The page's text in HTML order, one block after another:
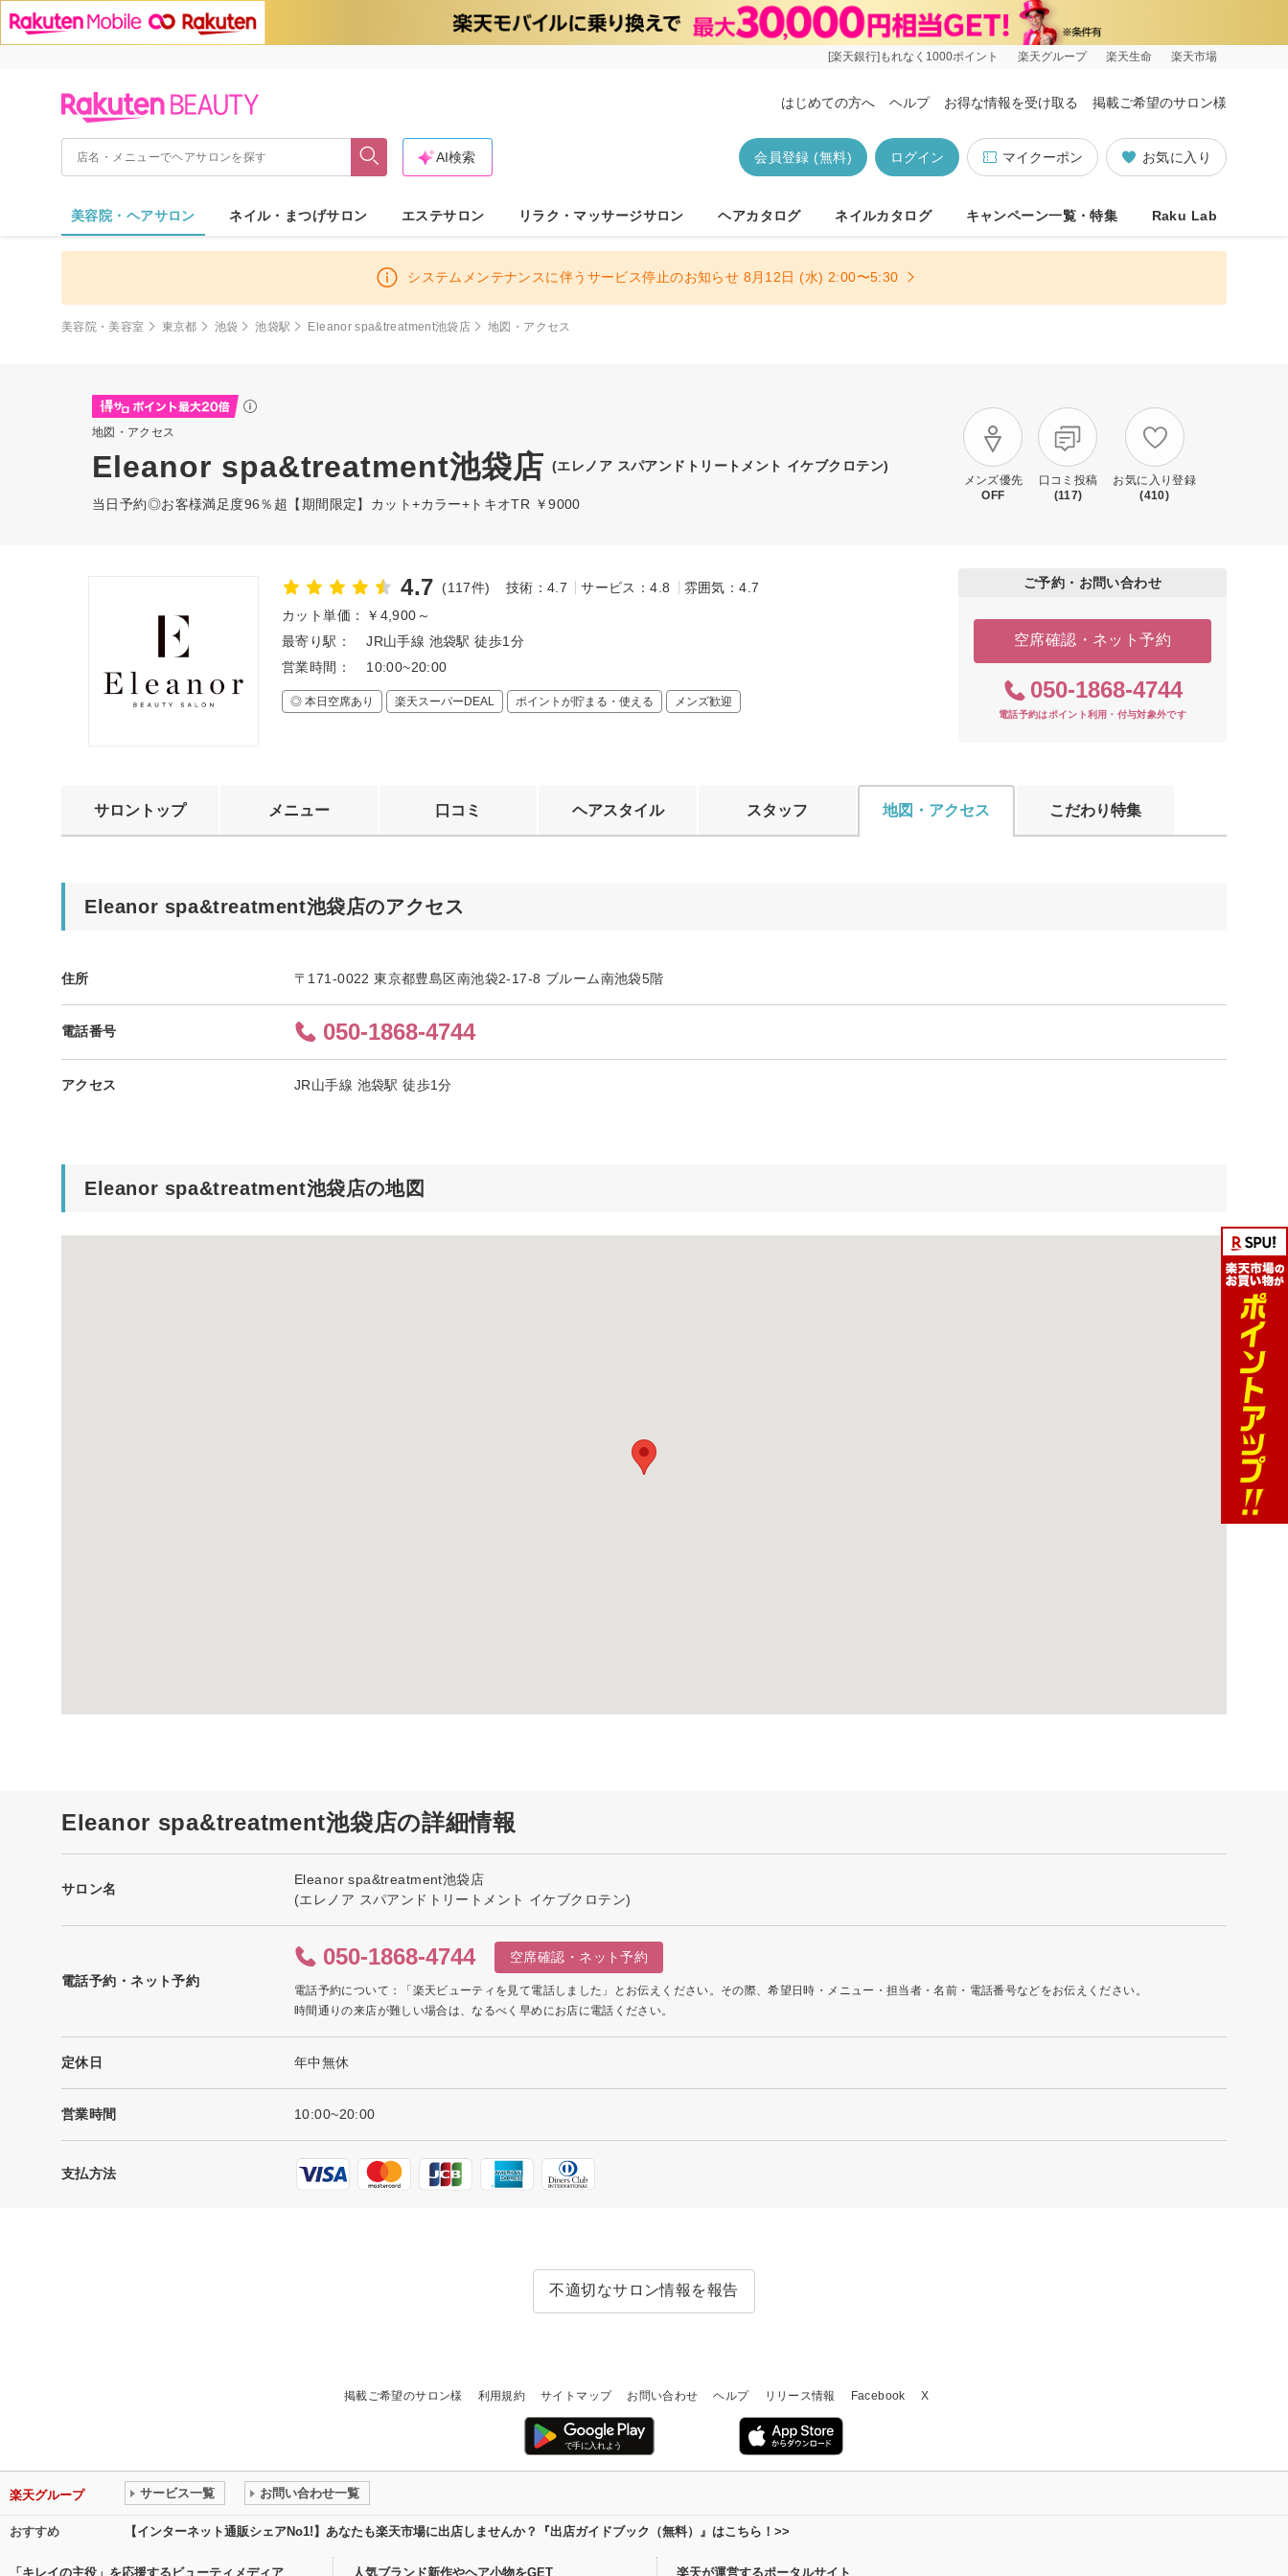
[楽天銀行]もれなく1000ポイント 楽天グループ 楽天生命 楽天市場
はじめての方へ ヘルプ お得な情報を受け取る 掲載ご希望のサロン様
お気に入り
マイクーポン
ログイン
会員登録 (無料)
AI検索
美容院・ヘアサロン ネイル・まつげサロン エステサロン リラク・マッサージサロン ヘアカタログ ネイルカタログ キャンペーン一覧・特集 Raku Lab
システムメンテナンスに伴うサービス停止のお知らせ 8月12日 (水) 2:00〜5:30
美容院・美容室 東京都 池袋 池袋駅 Eleanor spa&treatment池袋店 地図・アクセス
地図・アクセス
Eleanor spa&treatment池袋店 (エレノア スパアンドトリートメント イケブクロテン)
当日予約◎お客様満足度96％超【期間限定】カット+カラー+トキオTR ￥9000
メンズ優先
OFF
口コミ投稿
(117)
お気に入り登録
(410)
4.7 (117件) 技術：4.7 サービス：4.8
雰囲気：4.7
カット単価：
￥4,900～
最寄り駅：
JR山手線 池袋駅 徒歩1分
営業時間：
10:00~20:00
◎ 本日空席あり 楽天スーパーDEAL ポイントが貯まる・使える メンズ歓迎
ご予約・お問い合わせ
空席確認・ネット予約
050-1868-4744
電話予約はポイント利用・付与対象外です
サロントップ メニュー 口コミ ヘアスタイル スタッフ 地図・アクセス こだわり特集
Eleanor spa&treatment池袋店のアクセス
住所 〒171-0022 東京都豊島区南池袋2-17-8 ブルーム南池袋5階
電話番号 050-1868-4744
アクセス JR山手線 池袋駅 徒歩1分
Eleanor spa&treatment池袋店の地図
Eleanor spa&treatment池袋店の詳細情報
サロン名
Eleanor spa&treatment池袋店
(エレノア スパアンドトリートメント イケブクロテン)
電話予約・ネット予約
050-1868-4744 空席確認・ネット予約
電話予約について：「楽天ビューティを見て電話しました」とお伝えください。その際、希望日時・メニュー・担当者・名前・電話番号などをお伝えください。
時間通りの来店が難しい場合は、なるべく早めにお店に電話ください。
定休日 年中無休
営業時間 10:00~20:00
支払方法
不適切なサロン情報を報告
掲載ご希望のサロン様 利用規約 サイトマップ お問い合わせ ヘルプ リリース情報 Facebook X
楽天グループ サービス一覧 お問い合わせ一覧
おすすめ 【インターネット通販シェアNo1!】あなたも楽天市場に出店しませんか？『出店ガイドブック（無料）』はこちら！>>
「キレイの主役」を応援するビューティメディア 人気ブランド新作やヘア小物をGET 楽天が運営するポータルサイト